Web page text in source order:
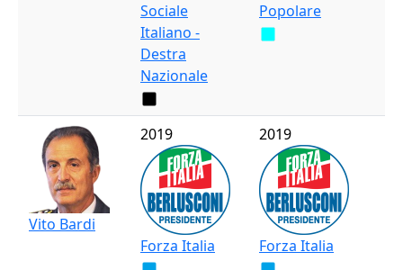
Sociale
Italiano -
Destra
Nazionale
Popolare
Vito Bardi
2019
Forza Italia
2019
Forza Italia